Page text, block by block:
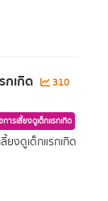
กเกิด
310
ารเลี้ยงดูเด็กแรกเกิด
ยงดูเด็กแรกเกิด